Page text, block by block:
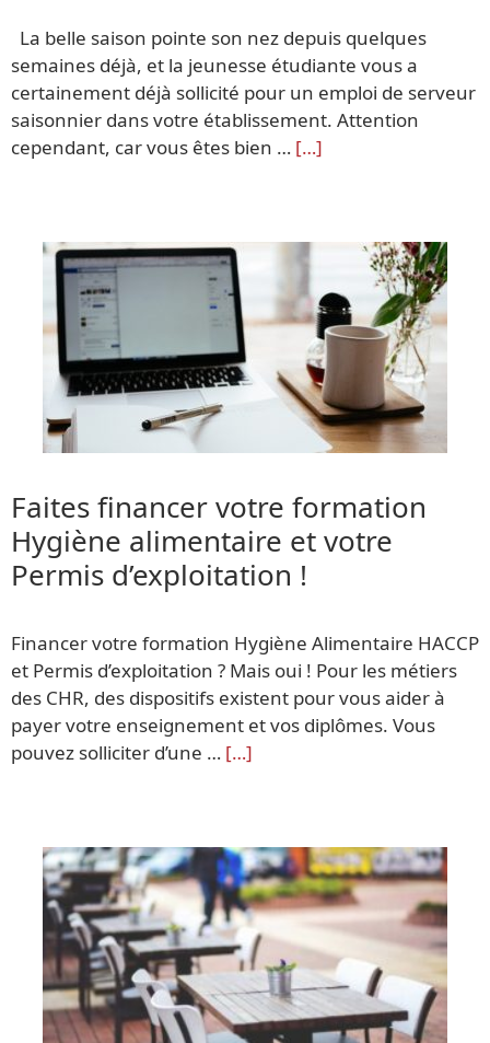
La belle saison pointe son nez depuis quelques
semaines déjà, et la jeunesse étudiante vous a
certainement déjà sollicité pour un emploi de serveur
saisonnier dans votre établissement. Attention
cependant, car vous êtes bien … […]
Faites financer votre formation
Hygiène alimentaire et votre
Permis d’exploitation !
Financer votre formation Hygiène Alimentaire HACCP
et Permis d’exploitation ? Mais oui ! Pour les métiers
des CHR, des dispositifs existent pour vous aider à
payer votre enseignement et vos diplômes. Vous
pouvez solliciter d’une … […]